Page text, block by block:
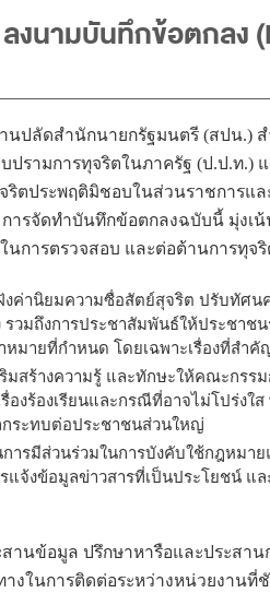
นามบันทึกข้อตกลง
นปลัดสำนักนายกรัฐมนตรี (สปน.)
รามการทุจริตในภาครัฐ (ป.ป.ท
ตประพฤติมิชอบในส่วนราชการแ
รจัดทำบันทึกข้อตกลงฉบับนี้ มุ่งเ
การตรวจสอบ และต่อต้านการทุจ
งค่านิยมความซื่อสัตย์สุจริต ปรับทัศน
วมถึงการประชาสัมพันธ์ให้ประชา
หมายที่กำหนด โดยเฉพาะเรื่องที่ส
ริมสร้างความรู้ และทักษะให้คณะกร
องร้องเรียนและกรณีที่อาจไม่โปร่ง
กระทบต่อประชาชนส่วนใหญ่
ารมีส่วนร่วมในการบังคับใช้กฎหมา
จ้งข้อมูลข่าวสารที่เป็นประโยชน์ แล
านข้อมูล ปรึกษาหารือและประสา
งในการติดต่อระหว่างหน่วยงานที่